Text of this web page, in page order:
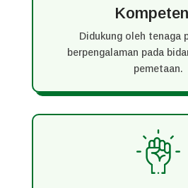
Didukung oleh tenaga
berpengalaman pada
pemetaan.